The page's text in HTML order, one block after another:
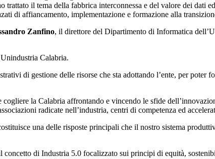
trattato il tema della fabbrica interconnessa e del valore dei dati
di affiancamento, implementazione e formazione alla
Zanfino, il direttore del Dipartimento di Informatica
Calabria.
di gestione delle risorse che sta adottando l’ente, per poter
la Calabria affrontando e vincendo le sfide
radicate nell’industria, centri di competenza ed
una delle risposte principali che il nostro sistema
di Industria 5.0 focalizzato sui principi di equità,